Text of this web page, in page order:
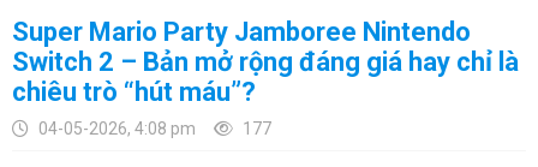
Super Mario Party Jamboree Nintendo
Switch 2 – Bản mở rộng đáng giá hay chỉ là
chiêu trò “hút máu”?
04-05-2026, 4:08 pm 177